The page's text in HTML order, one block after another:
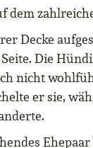
dem
Decke
Die
nicht
er sie,